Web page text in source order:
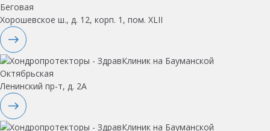
Беговая
Хорошевское ш., д. 12, корп. 1, пом. XLII
Октябрьская
Ленинский пр-т, д. 2А